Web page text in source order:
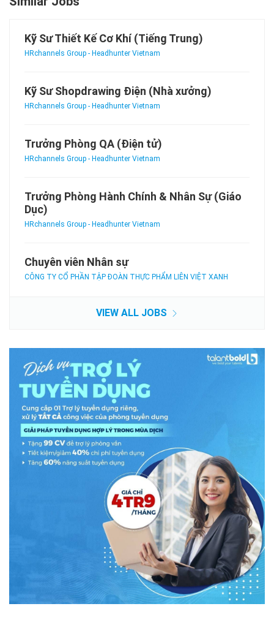
Kỹ Sư Thiết Kế Cơ Khí (Tiếng Trung)
HRchannels Group - Headhunter Vietnam
Kỹ Sư Shopdrawing Điện (Nhà xưởng)
HRchannels Group - Headhunter Vietnam
Trưởng Phòng QA (Điện tử)
HRchannels Group - Headhunter Vietnam
Trưởng Phòng Hành Chính & Nhân Sự (Giáo
Dục)
HRchannels Group - Headhunter Vietnam
Chuyên viên Nhân sự
CÔNG TY CỔ PHẦN TẬP ĐOÀN THỰC PHẨM LIÊN VIỆT XANH
VIEW ALL JOBS